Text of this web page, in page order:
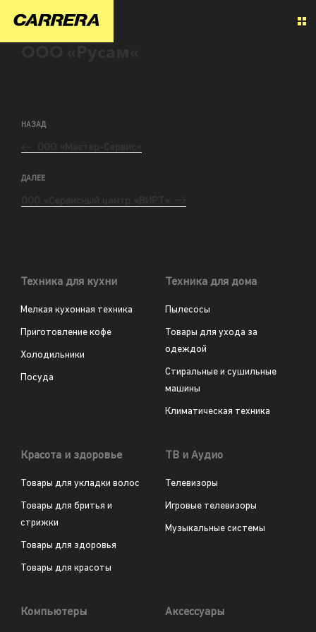
НАЗАД
ДАЛЕЕ
Техника для кухни
Мелкая кухонная техника
Приготовление кофе
Холодильники
Посуда
Техника для дома
Пылесосы
Товары для ухода за
одеждой
Стиральные и сушильные
машины
Климатическая техника
Красота и здоровье
Товары для укладки волос
Товары для бритья и
стрижки
Товары для здоровья
Товары для красоты
ТВ и Аудио
Телевизоры
Игровые телевизоры
Музыкальные системы
Компьютеры Аксессуары